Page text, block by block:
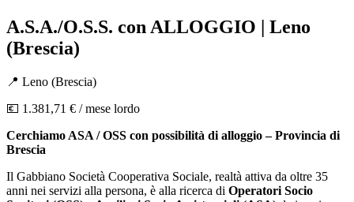
A.S.A./O.S.S. con ALLOGGIO | Leno
(Brescia)
📍 Leno (Brescia)
💶 1.381,71 € / mese lordo
Cerchiamo ASA / OSS con possibilità di alloggio – Provincia di
Brescia
Il Gabbiano Società Cooperativa Sociale, realtà attiva da oltre 35
anni nei servizi alla persona, è alla ricerca di Operatori Socio